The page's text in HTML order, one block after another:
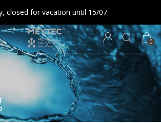
0
closed for vacation until 15/07